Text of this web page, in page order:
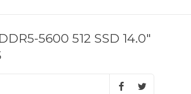
5600 512 SSD 14.0"